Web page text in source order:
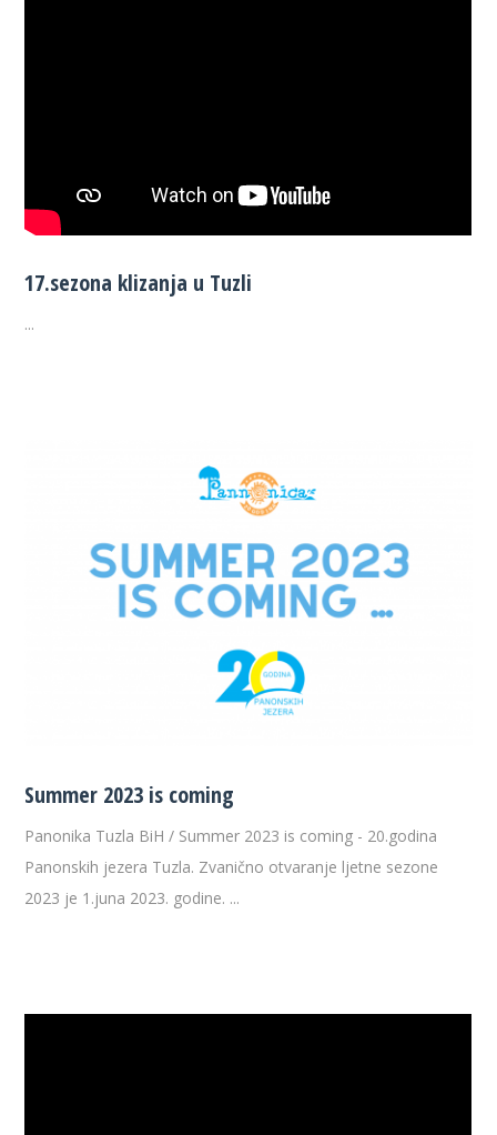
17.sezona klizanja u Tuzli
...
Summer 2023 is coming
Panonika Tuzla BiH / Summer 2023 is coming - 20.godina
Panonskih jezera Tuzla. Zvanično otvaranje ljetne sezone
2023 je 1.juna 2023. godine. ...